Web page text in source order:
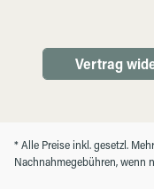
Vertrag
* Alle Preise inkl. gesetzl.
Nachnahmegebühren, wenn